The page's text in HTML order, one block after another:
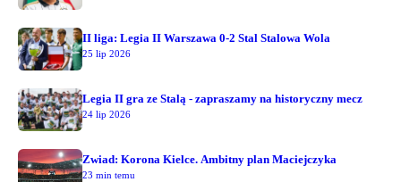
II liga: Legia II Warszawa 0-2 Stal Stalowa Wola
25 lip 2026
Legia II gra ze Stalą - zapraszamy na historyczny mecz
24 lip 2026
Zwiad: Korona Kielce. Ambitny plan Maciejczyka
23 min temu